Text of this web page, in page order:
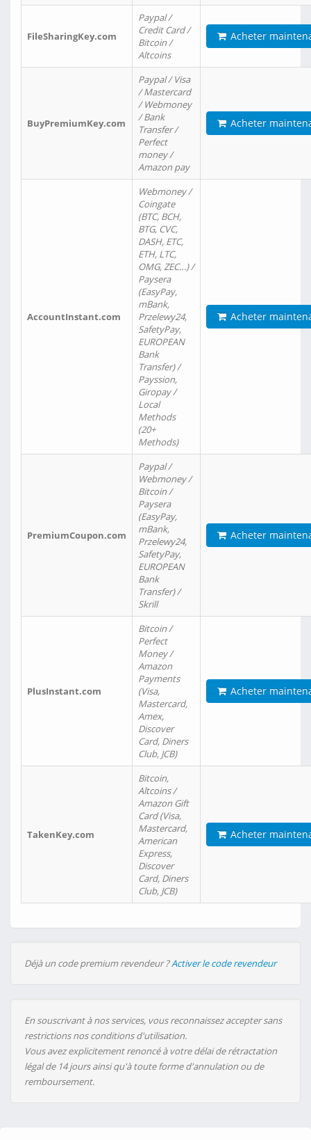
FileSharingKey.com
Paypal /
Credit Card /
Bitcoin /
Altcoins
Acheter
BuyPremiumKey.com
Paypal / Visa
/ Mastercard
/ Webmoney
/ Bank
Transfer /
Perfect
money /
Amazon pay
Acheter
AccountInstant.com
Webmoney /
Coingate
(BTC, BCH,
BTG, CVC,
DASH, ETC,
ETH, LTC,
OMG, ZEC…) /
Paysera
(EasyPay,
mBank,
Przelewy24,
SafetyPay,
EUROPEAN
Bank
Transfer) /
Payssion,
Giropay /
Local
Methods
(20+
Methods)
Acheter
PremiumCoupon.com
Paypal /
Webmoney /
Bitcoin /
Paysera
(EasyPay,
mBank,
Przelewy24,
SafetyPay,
EUROPEAN
Bank
Transfer) /
Skrill
Acheter
PlusInstant.com
Bitcoin /
Perfect
Money /
Amazon
Payments
(Visa,
Mastercard,
Amex,
Discover
Card, Diners
Club, JCB)
Acheter
TakenKey.com
Bitcoin,
Altcoins /
Amazon Gift
Card (Visa,
Mastercard,
American
Express,
Discover
Card, Diners
Club, JCB)
Acheter
Déjà un code premium revendeur ?Activer le code revendeur
En souscrivant à nos services, vous reconnaissez accepter sans
restrictions nos conditions d'utilisation.
Vous avez explicitement renoncé à votre délai de rétractation
légal de 14 jours ainsi qu'à toute forme d'annulation ou de
remboursement.